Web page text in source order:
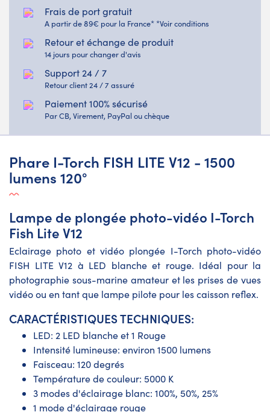
Frais de port gratuit
A partir de 89€ pour la France* *Voir conditions
Retour et échange de produit
14 jours pour changer d'avis
Support 24 / 7
Retour client 24 / 7 assuré
Paiement 100% sécurisé
Par CB, Virement, PayPal ou chèque
Phare I-Torch FISH LITE V12 - 1500
lumens 120°
Lampe de plongée photo-vidéo I-Torch
Fish Lite V12
Eclairage photo et vidéo plongée I-Torch photo-vidéo
FISH LITE V12 à LED blanche et rouge. Idéal pour la
photographie sous-marine amateur et les prises de vues
vidéo ou en tant que lampe pilote pour les caisson reflex.
CARACTÉRISTIQUES TECHNIQUES:
LED: 2 LED blanche et 1 Rouge
Intensité lumineuse: environ 1500 lumens
Faisceau: 120 degrés
Température de couleur: 5000 K
3 modes d'éclairage blanc: 100%, 50%, 25%
1 mode d'éclairage rouge